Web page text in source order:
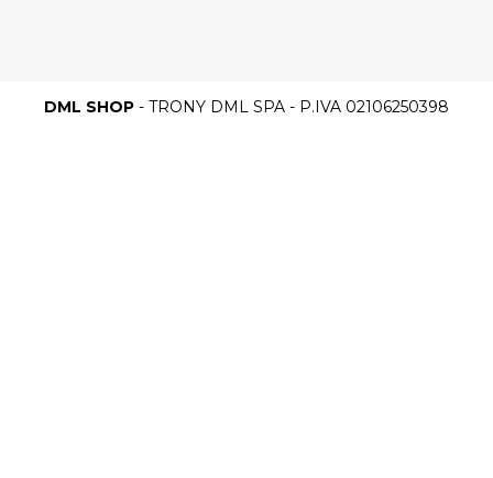
DML SHOP - TRONY DML SPA - P.IVA 02106250398